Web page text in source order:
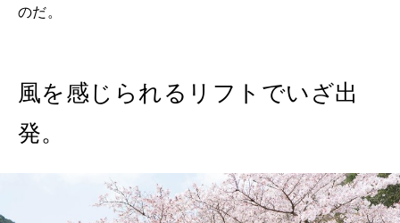
のだ。
風を感じられるリフトでいざ出
発。